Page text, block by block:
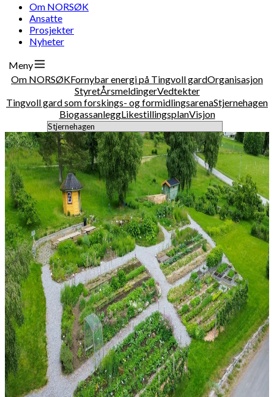
Om NORSØK
Ansatte
Prosjekter
Nyheter
Meny
Om NORSØKFornybar energi på Tingvoll gardOrganisasjon
StyretÅrsmeldingerVedtekter
Tingvoll gard som forskings- og formidlingsarenaStjernehagen
BiogassanleggLikestillingsplanVisjon